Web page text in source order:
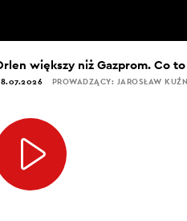
większy niż Gazprom. Co to
PROWADZĄCY: JAROSŁAW